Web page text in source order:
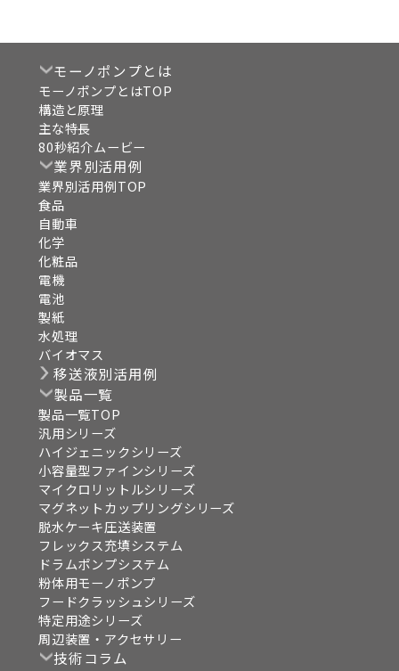
モーノポンプとは
モーノポンプとはTOP
構造と原理
主な特長
80秒紹介ムービー
業界別活用例
業界別活用例TOP
食品
自動車
化学
化粧品
電機
電池
製紙
水処理
バイオマス
移送液別活用例
製品一覧
製品一覧TOP
汎用シリーズ
ハイジェニックシリーズ
小容量型ファインシリーズ
マイクロリットルシリーズ
マグネットカップリングシリーズ
脱水ケーキ圧送装置
フレックス充填システム
ドラムポンプシステム
粉体用モーノポンプ
フードクラッシュシリーズ
特定用途シリーズ
周辺装置・アクセサリー
技術コラム